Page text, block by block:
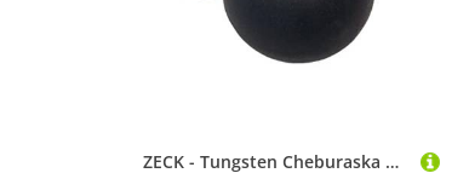
ZECK - Tungsten Cheburaska Head - Zwei Gewichte | 5g | Black